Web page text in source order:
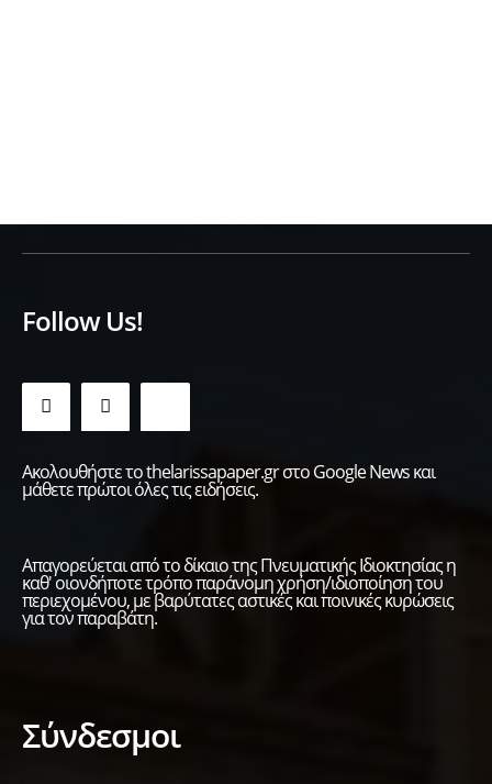
Follow Us!
Ακολουθήστε το thelarissapaper.gr στο Google News και
μάθετε πρώτοι όλες τις ειδήσεις.
Απαγορεύεται από το δίκαιο της Πνευματικής Ιδιοκτησίας η
καθ' οιονδήποτε τρόπο παράνομη χρήση/ιδιοποίηση του
περιεχομένου, με βαρύτατες αστικές και ποινικές κυρώσεις
για τον παραβάτη.
Σύνδεσμοι